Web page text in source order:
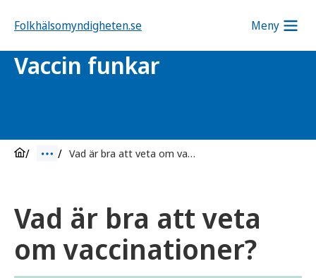
Folkhälsomyndigheten.se Meny
Vaccin funkar
Vad är bra att veta om vaccinationer?
Vad är bra att veta
om vaccinationer?